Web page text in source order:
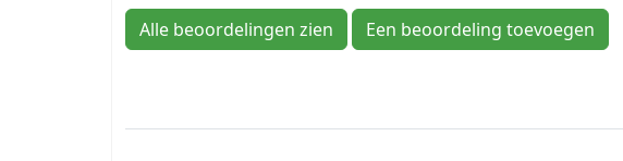
Alle beoordelingen zien Een beoordeling toevoegen